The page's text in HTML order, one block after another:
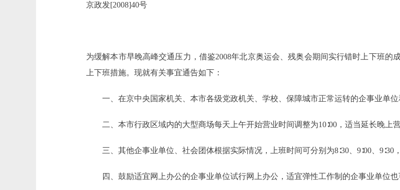
京政发[2008]40号
为缓解本市早晚高峰交通压力，借鉴2008年北京奥运会、残奥会期间实行错时上下班的
上下班措施。现就有关事宜通告如下：
一、在京中央国家机关、本市各级党政机关、学校、保障城市正常运转的企事业单位
二、本市行政区域内的大型商场每天上午开始营业时间调整为10∶00，适当延长晚上营
三、其他企事业单位、社会团体根据实际情况，上班时间可分别为8∶30、9∶00、9∶30
四、鼓励适宜网上办公的企事业单位试行网上办公，适宜弹性工作制的企事业单位也